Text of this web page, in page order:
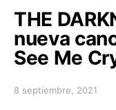
THE
nueva
See Me
Posted on
8 septiembre, 2021